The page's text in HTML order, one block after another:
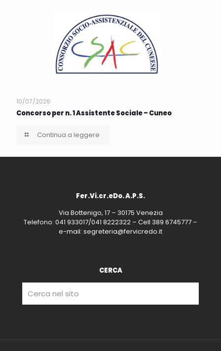
10/07/2026
Concorso per n. 1 Assistente Sociale – Cuneo
Continua a leggere
Fer.Vi.cr.eDo. A.P.S.
Via Bottenigo, 17 – 30175 Venezia
Telefono: 041 933017/041 8222322 – Cell 389 6745777 –
e-mail: segreteria@fervicredo.it
CERCA